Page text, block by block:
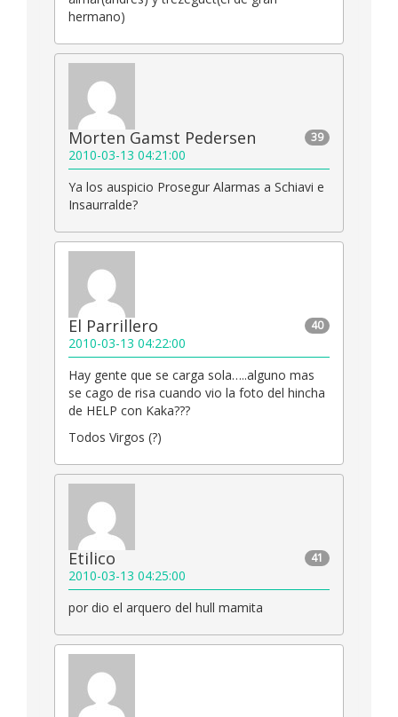
hermano)
39
Morten Gamst Pedersen
2010-03-13 04:21:00
Ya los auspicio Prosegur Alarmas a Schiavi e
Insaurralde?
40
El Parrillero
2010-03-13 04:22:00
Hay gente que se carga sola…..alguno mas
se cago de risa cuando vio la foto del hincha
de HELP con Kaka???
Todos Virgos (?)
41
Etilico
2010-03-13 04:25:00
por dio el arquero del hull mamita